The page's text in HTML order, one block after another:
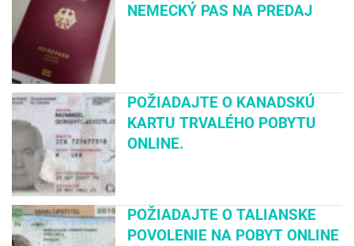
NEMECKÝ PAS NA PREDAJ
POŽIADAJTE O KANADSKÚ
KARTU TRVALÉHO POBYTU
ONLINE.
POŽIADAJTE O TALIANSKE
POVOLENIE NA POBYT ONLINE